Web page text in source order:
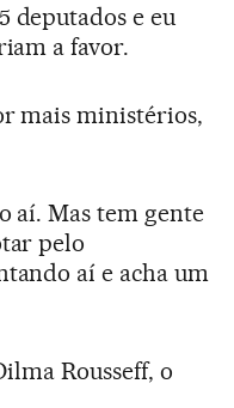
deputados e eu
a favor.
mais ministérios,
aí. Mas tem gente
pelo
aí e acha um
Rousseff, o